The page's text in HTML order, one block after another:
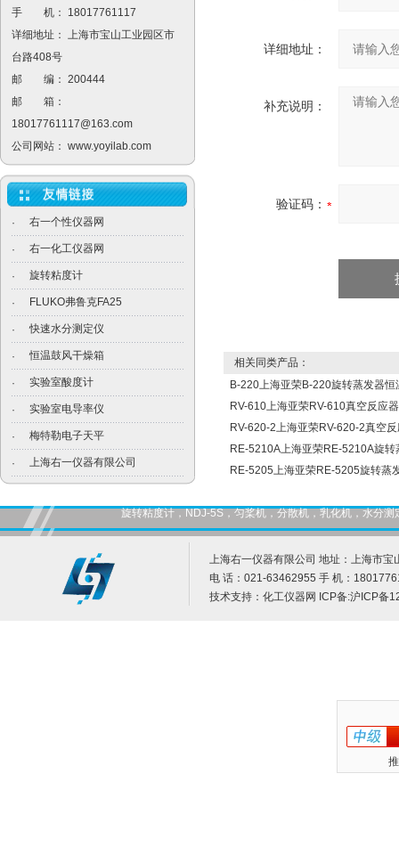
手 机： 18017761117
详细地址： 上海市宝山工业园区市
台路408号
邮 编： 200444
邮 箱：
18017761117@163.com
公司网站： www.yoyilab.com
· 右一个性仪器网
· 右一化工仪器网
· 旋转粘度计
· FLUKO弗鲁克FA25
· 快速水分测定仪
· 恒温鼓风干燥箱
· 实验室酸度计
· 实验室电导率仪
· 梅特勒电子天平
· 上海右一仪器有限公司
详细地址：
补充说明：
验证码：
相关同类产品：
B-220上海亚荣B-220旋转蒸发器恒
RV-610上海亚荣RV-610真空反应器
RV-620-2上海亚荣RV-620-2真空
RE-5210A上海亚荣RE-5210A旋转
RE-5205上海亚荣RE-5205旋转蒸
旋转粘度计，NDJ-5S，匀桨机，分散机，乳化机，水分
上海右一仪器有限公司 地址：上海市宝
电 话：021-63462955 手 机：
技术支持： 化工仪器网 ICP备:沪ICP备